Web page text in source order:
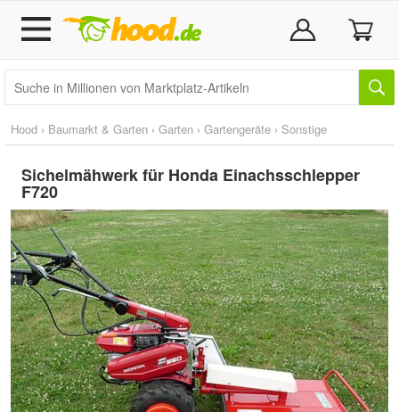
Hood › Baumarkt & Garten › Garten › Gartengeräte › Sonstige
Sichelmähwerk für Honda Einachsschlepper
F720